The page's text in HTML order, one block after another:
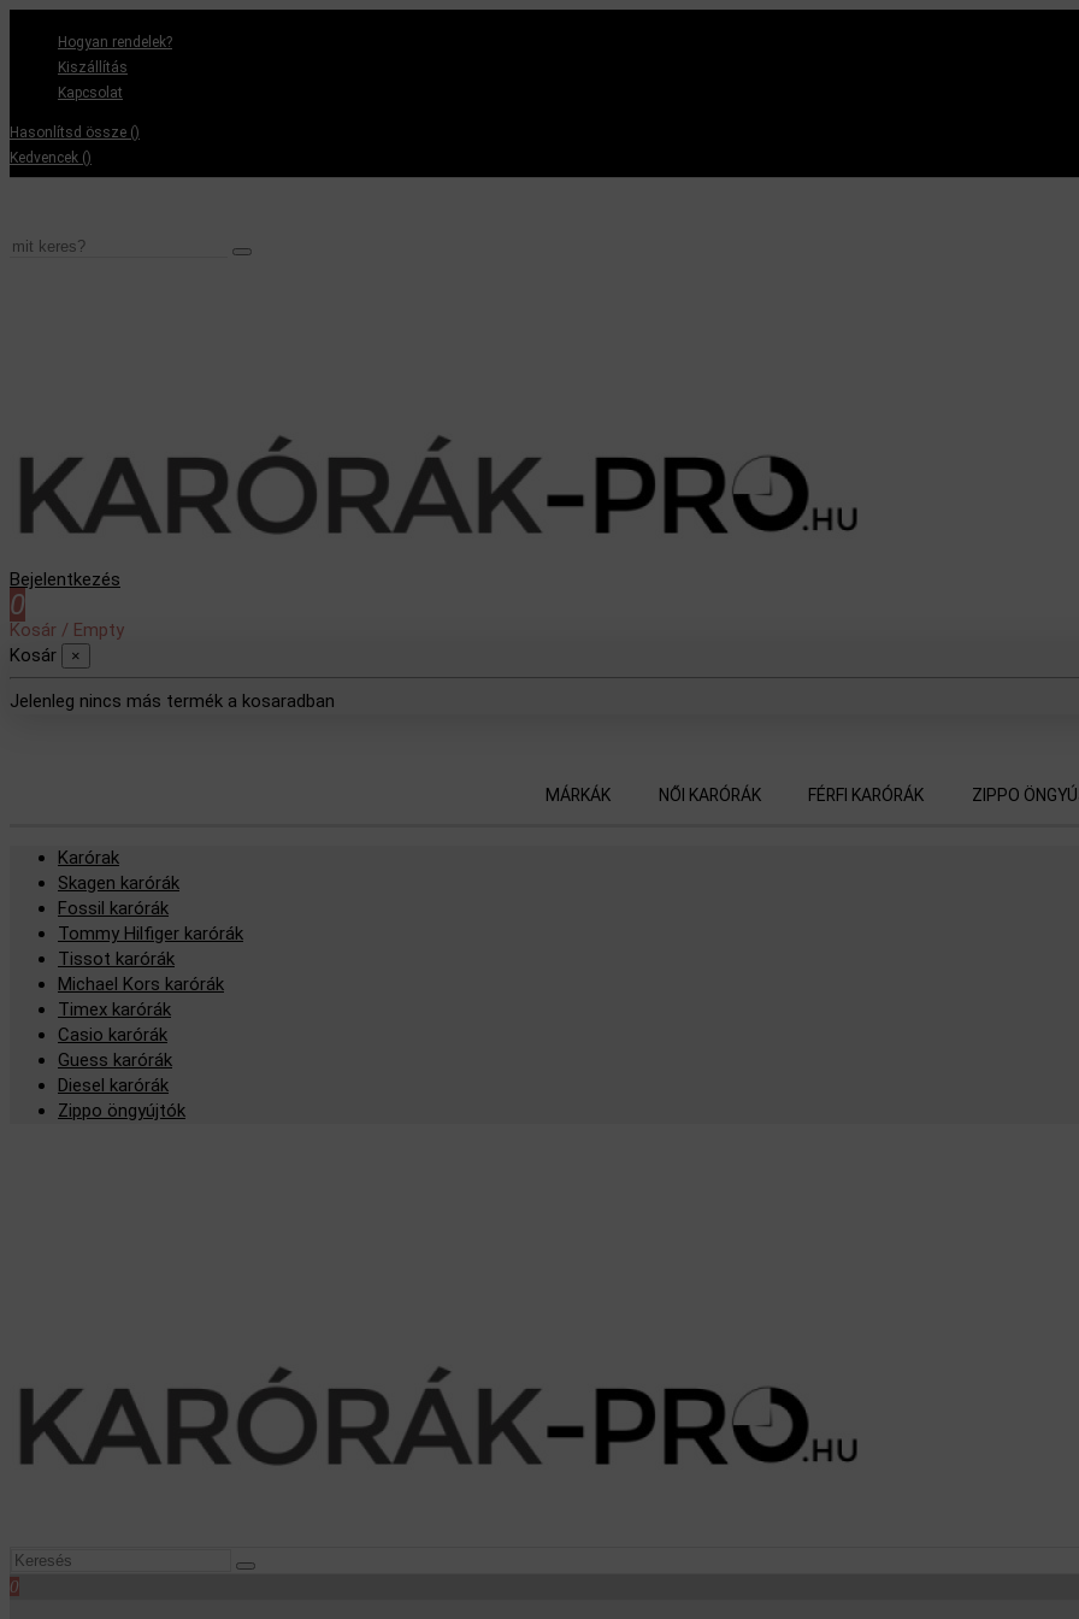
Hogyan rendelek?
Kiszállítás
Kapcsolat
Hasonlítsd össze ()
Kedvencek ()
Bejelentkezés
0
Kosár / Empty
Kosár
×
Jelenleg nincs más termék a kosaradban
MÁRKÁK NŐI KARÓRÁK FÉRFI KARÓRÁK ZIPPO
Karórak
Skagen karórák
Fossil karórák
Tommy Hilfiger karórák
Tissot karórák
Michael Kors karórák
Timex karórák
Casio karórák
Guess karórák
Diesel karórák
Zippo öngyújtók
0